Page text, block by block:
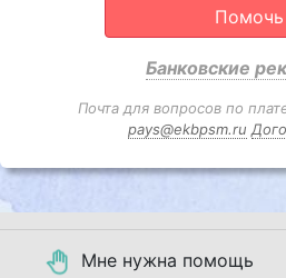
Помочь
Банковские
Почта для вопросов по
pays@ekbpsm.ru
Мне нужна помощь